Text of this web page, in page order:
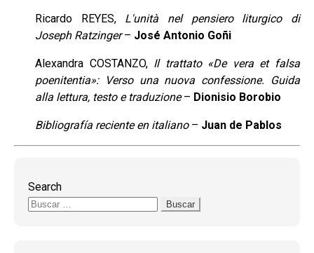
Ricardo REYES, L'unità nel pensiero liturgico di
Joseph Ratzinger– José Antonio Goñi
Alexandra COSTANZO, Il trattato «De vera et falsa
poenitentia»: Verso una nuova confessione. Guida
alla lettura, testo e traduzione– Dionisio Borobio
Bibliografía reciente en italiano – Juan de Pablos
Search
Buscar: